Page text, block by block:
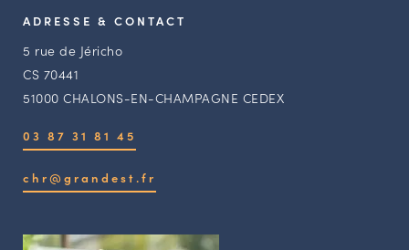
ADRESSE & CONTACT
5 rue de Jéricho
CS 70441
51000 CHALONS-EN-CHAMPAGNE CEDEX
03 87 31 81 45
chr@grandest.fr